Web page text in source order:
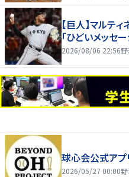
【巨人】マルテ
「ひどいメッセ
2026/08/06 22:56
球心会公式アプ
2026/05/27 00:00